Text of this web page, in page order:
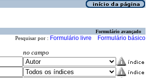
Formulário avançado
Pesquisar por : Formulário livre Formulário básico
no campo